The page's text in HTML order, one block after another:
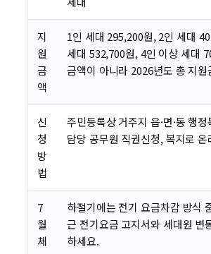
지
원
금
액
1인 세대 295,200원, 2인 세대
세대 532,700원, 4인 이상 세대
금액이 아니라 2026년도 총 지원
신
청
방
법
주민등록상 거주지 읍·면·동 행
담당 공무원 직권신청, 복지로 온
7
월
체
하절기에는 전기 요금차감 방식
근 전기요금 고지서와 세대원 변
하세요.